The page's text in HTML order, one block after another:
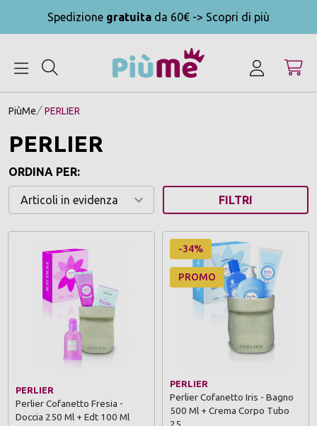
Spedizione gratuita da 60€ -> Scopri di più
PiùMe PERLIER
PERLIER
ORDINA PER:
FILTRI
PERLIER
Perlier Cofanetto Fresia -
Doccia 250 Ml + Edt 100 Ml
-34%
PROMO
PERLIER
Perlier Cofanetto Iris - Bagno
500 Ml + Crema Corpo Tubo
25…